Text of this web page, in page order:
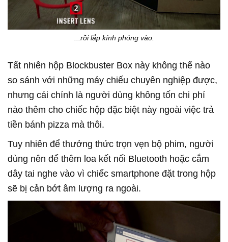
...rồi lắp kính phóng vào.
Tất nhiên hộp Blockbuster Box này không thể nào
so sánh với những máy chiếu chuyên nghiệp được,
nhưng cái chính là người dùng không tốn chi phí
nào thêm cho chiếc hộp đặc biệt này ngoài việc trả
tiền bánh pizza mà thôi.
Tuy nhiên để thưởng thức trọn vẹn bộ phim, người
dùng nên để thêm loa kết nối Bluetooth hoặc cắm
dây tai nghe vào vì chiếc smartphone đặt trong hộp
sẽ bị cản bớt âm lượng ra ngoài.